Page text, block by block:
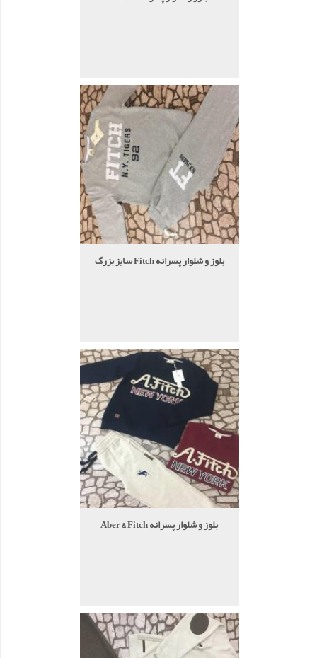
بلوز و شلوار پسرانه Fitch سایز بزرگ
بلوز و شلوار پسرانه Aber & Fitch